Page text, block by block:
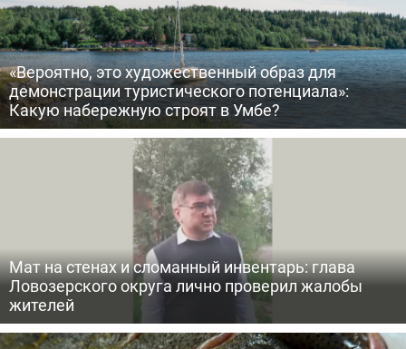
«Вероятно, это художественный образ для
демонстрации туристического потенциала»:
Какую набережную строят в Умбе?
Мат на стенах и сломанный инвентарь: глава
Ловозерского округа лично проверил жалобы
жителей